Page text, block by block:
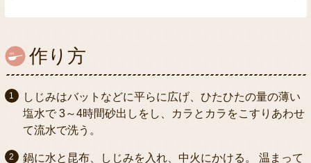
作り方
しじみはバットなどに平らに広げ、ひたひたの量の薄い
塩水で 3～4時間砂出しをし、カラとカラをこすりあわせ
て流水で洗う。
鍋に水と昆布、しじみを入れ、中火にかける。 温まって